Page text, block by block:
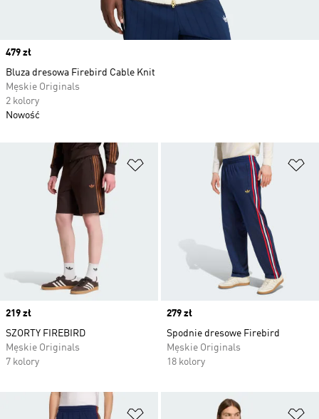
Dodaj do listy życzeń
Price
219 zł
SZORTY FIREBIRD
Męskie Originals
7 kolory
Price
279 zł
Spodnie dresowe Firebird
Męskie Originals
18 kolory
Dodaj do listy życzeń
Price
479 zł
Bluza dresowa Firebird Cable Knit
Męskie Originals
2 kolory
Nowość